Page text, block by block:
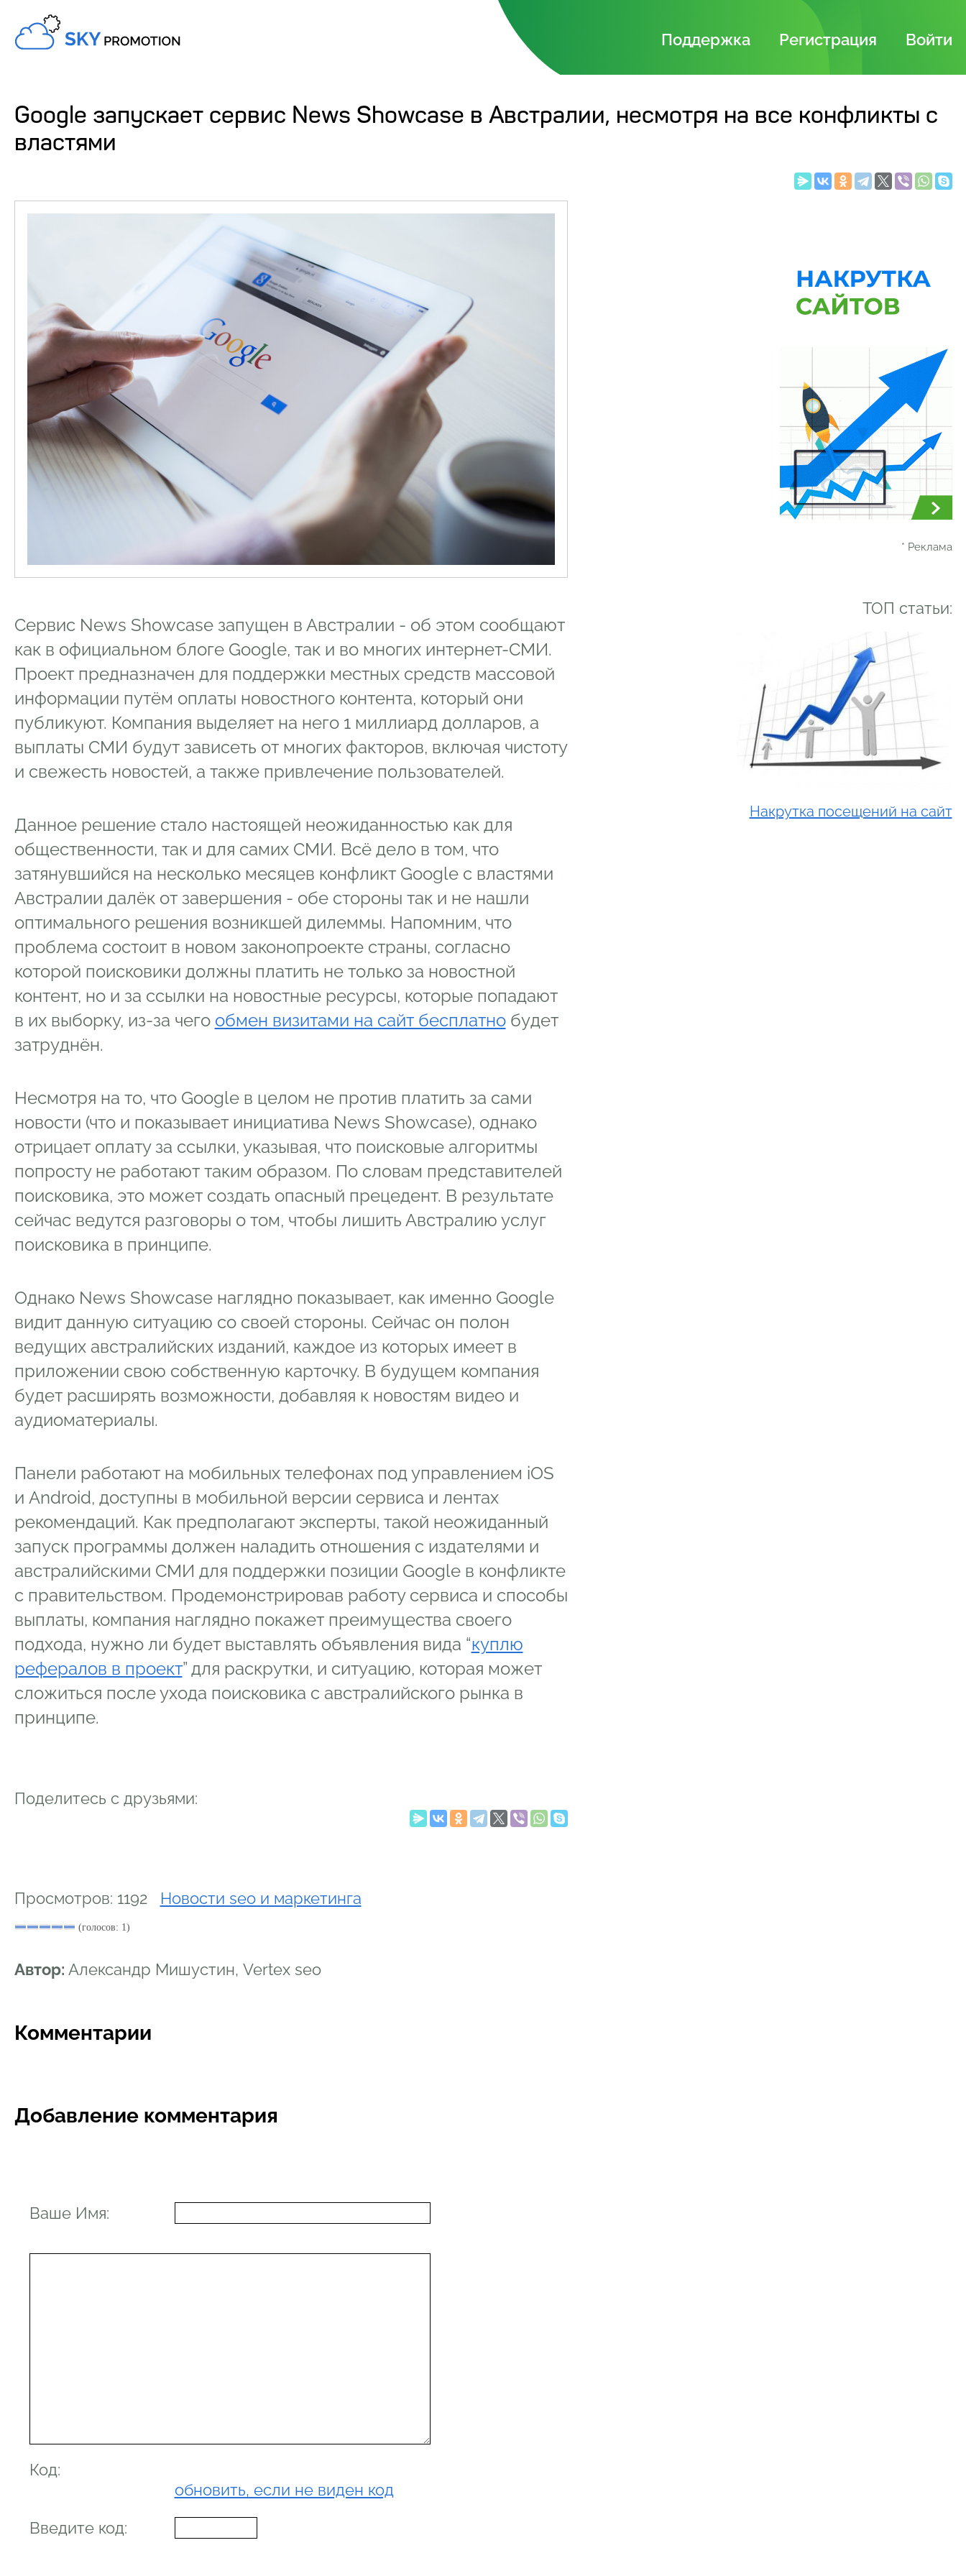
Поддержка Регистрация Войти
Google запускает сервис News Showcase в Австралии, несмотря на все конфликты с
властями
Сервис News Showcase запущен в Австралии - об этом сообщают
как в официальном блоге Google, так и во многих интернет-СМИ.
Проект предназначен для поддержки местных средств массовой
информации путём оплаты новостного контента, который они
публикуют. Компания выделяет на него 1 миллиард долларов, а
выплаты СМИ будут зависеть от многих факторов, включая чистоту
и свежесть новостей, а также привлечение пользователей.
Данное решение стало настоящей неожиданностью как для
общественности, так и для самих СМИ. Всё дело в том, что
затянувшийся на несколько месяцев конфликт Google с властями
Австралии далёк от завершения - обе стороны так и не нашли
оптимального решения возникшей дилеммы. Напомним, что
проблема состоит в новом законопроекте страны, согласно
которой поисковики должны платить не только за новостной
контент, но и за ссылки на новостные ресурсы, которые попадают
в их выборку, из-за чего обмен визитами на сайт бесплатнобудет
затруднён.
Несмотря на то, что Google в целом не против платить за сами
новости (что и показывает инициатива News Showcase), однако
отрицает оплату за ссылки, указывая, что поисковые алгоритмы
попросту не работают таким образом. По словам представителей
поисковика, это может создать опасный прецедент. В результате
сейчас ведутся разговоры о том, чтобы лишить Австралию услуг
поисковика в принципе.
Однако News Showcase наглядно показывает, как именно Google
видит данную ситуацию со своей стороны. Сейчас он полон
ведущих австралийских изданий, каждое из которых имеет в
приложении свою собственную карточку. В будущем компания
будет расширять возможности, добавляя к новостям видео и
аудиоматериалы.
Панели работают на мобильных телефонах под управлением iOS
и Android, доступны в мобильной версии сервиса и лентах
рекомендаций. Как предполагают эксперты, такой неожиданный
запуск программы должен наладить отношения с издателями и
австралийскими СМИ для поддержки позиции Google в конфликте
с правительством. Продемонстрировав работу сервиса и способы
выплаты, компания наглядно покажет преимущества своего
подхода, нужно ли будет выставлять объявления вида “куплю
рефералов в проект” для раскрутки, и ситуацию, которая может
сложиться после ухода поисковика с австралийского рынка в
принципе.
Поделитесь с друзьями:
Просмотров: 1192 Новости seo и маркетинга
(голосов: 1)
Автор: Александр Мишустин, Vertex seo
Комментарии
Добавление комментария
Ваше Имя:
Код:
обновить, если не виден код
Введите код:
* Реклама
ТОП статьи:
Накрутка посещений на сайт